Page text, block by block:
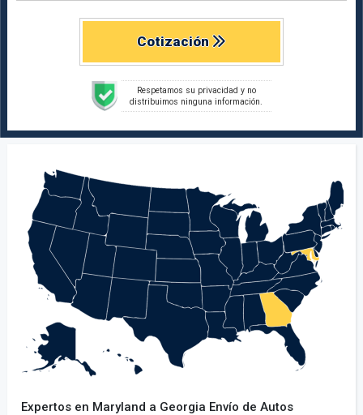
Cotización
Respetamos su privacidad y no
distribuimos ninguna información.
Expertos en Maryland a Georgia Envío de Autos